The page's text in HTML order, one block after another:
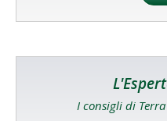
I consigli di